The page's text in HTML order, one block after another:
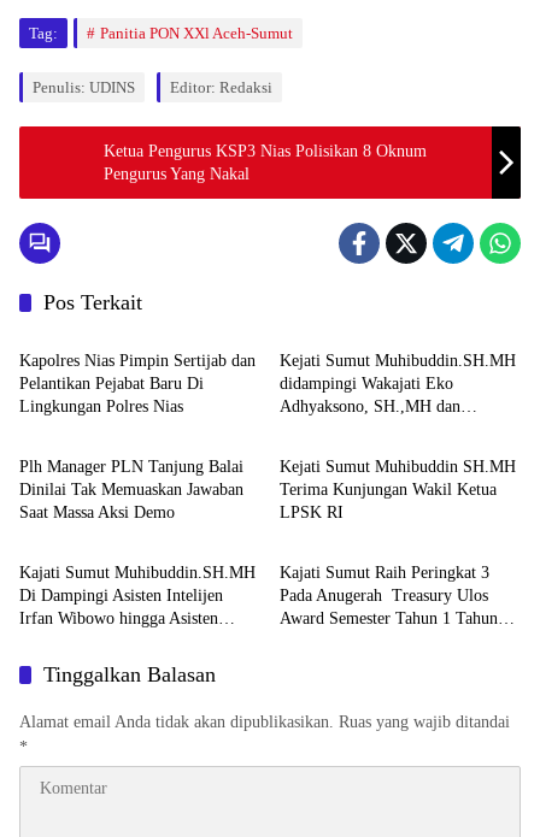
Tag: Panitia PON XXl Aceh-Sumut
Penulis: UDINS Editor: Redaksi
Ketua Pengurus KSP3 Nias Polisikan 8 Oknum
Pengurus Yang Nakal
Pos Terkait
Berita
Kapolres Nias Pimpin Sertijab dan
Pelantikan Pejabat Baru Di
Lingkungan Polres Nias
Kejati Sumut Muhibuddin.SH.MH
didampingi Wakajati Eko
Adhyaksono, SH.,MH dan
Kejari Medan
Berita
Plh Manager PLN Tanjung Balai
Dinilai Tak Memuaskan Jawaban
Saat Massa Aksi Demo
Berita
Kejati Sumut Muhibuddin SH.MH
Terima Kunjungan Wakil Ketua
LPSK RI
Berita
Kajati Sumut Muhibuddin.SH.MH
Di Dampingi Asisten Intelijen
Irfan Wibowo hingga Asisten
Kejari Binjai
Berita
Kajati Sumut Raih Peringkat 3
Pada Anugerah Treasury Ulos
Award Semester Tahun 1 Tahun
Tinggalkan Balasan
Alamat email Anda tidak akan dipublikasikan. Ruas yang wajib ditandai
*